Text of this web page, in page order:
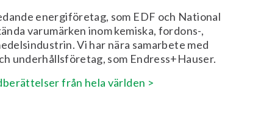
energiföretag, som EDF och National
varumärken inom kemiska, fordons-,
Vi har nära samarbete med
underhållsföretag, som Endress+Hauser.
från hela världen >